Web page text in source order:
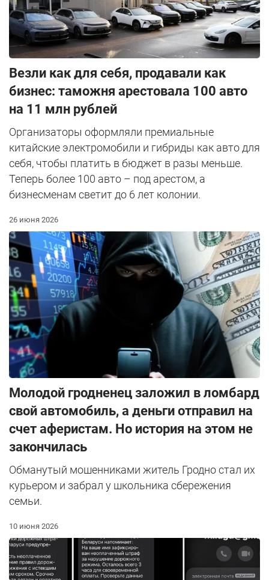
Везли как для себя, продавали как
бизнес: таможня арестовала 100 авто
на 11 млн рублей
Организаторы оформляли премиальные
китайские электромобили и гибриды как авто для
себя, чтобы платить в бюджет в разы меньше.
Теперь более 100 авто – под арестом, а
бизнесменам светит до 6 лет колонии.
26 июня 2026
Молодой гродненец заложил в ломбард
свой автомобиль, а деньги отправил на
счет аферистам. Но история на этом не
закончилась
Обманутый мошенниками житель Гродно стал их
курьером и забрал у школьника сбережения
семьи.
10 июня 2026